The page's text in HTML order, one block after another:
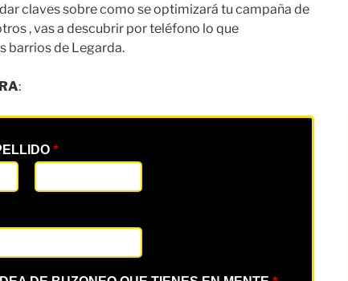
claves sobre como se optimizará tu campaña de
, vas a descubrir por teléfono lo que
barrios de Legarda.
:
*